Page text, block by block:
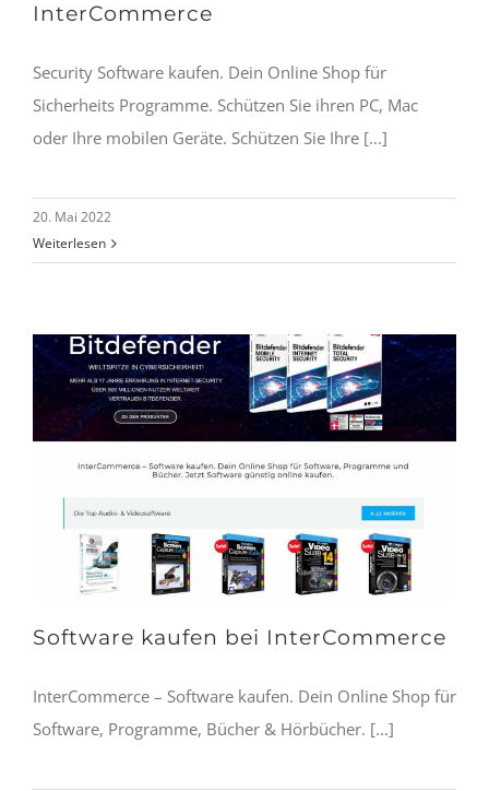
InterCommerce
Security Software kaufen. Dein Online Shop für
Sicherheits Programme. Schützen Sie ihren PC, Mac
oder Ihre mobilen Geräte. Schützen Sie Ihre [...]
20. Mai 2022
Weiterlesen
Software kaufen bei InterCommerce
InterCommerce – Software kaufen. Dein Online Shop für
Software, Programme, Bücher & Hörbücher. [...]